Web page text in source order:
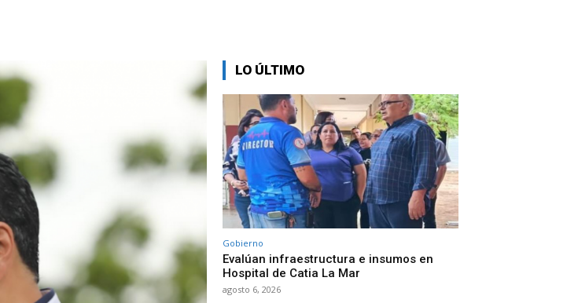
LO ÚLTIMO
Gobierno
Evalúan infraestructura e insumos en
Hospital de Catia La Mar
agosto 6, 2026